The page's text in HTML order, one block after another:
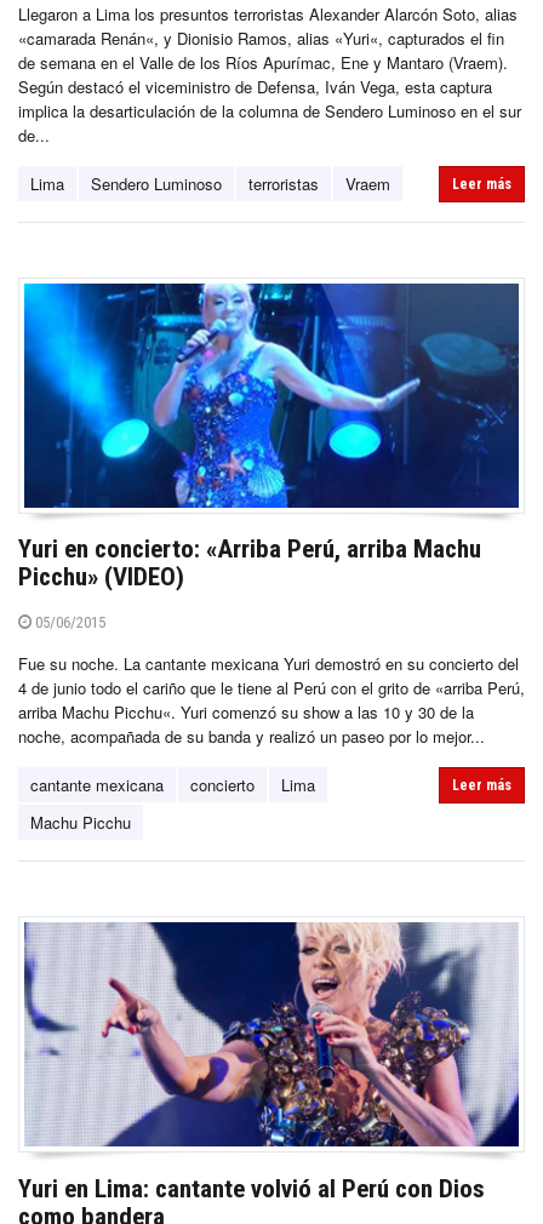
Llegaron a Lima los presuntos terroristas Alexander Alarcón Soto, alias
«camarada Renán«, y Dionisio Ramos, alias «Yuri«, capturados el fin
de semana en el Valle de los Ríos Apurímac, Ene y Mantaro (Vraem).
Según destacó el viceministro de Defensa, Iván Vega, esta captura
implica la desarticulación de la columna de Sendero Luminoso en el sur
de...
Lima Sendero Luminoso terroristas Vraem Leer más
Yuri en concierto: «Arriba Perú, arriba Machu
Picchu» (VIDEO)
05/06/2015
Fue su noche. La cantante mexicana Yuri demostró en su concierto del
4 de junio todo el cariño que le tiene al Perú con el grito de «arriba Perú,
arriba Machu Picchu«. Yuri comenzó su show a las 10 y 30 de la
noche, acompañada de su banda y realizó un paseo por lo mejor...
cantante mexicana concierto
Lima
Machu Picchu
Leer más
Yuri en Lima: cantante volvió al Perú con Dios
como bandera